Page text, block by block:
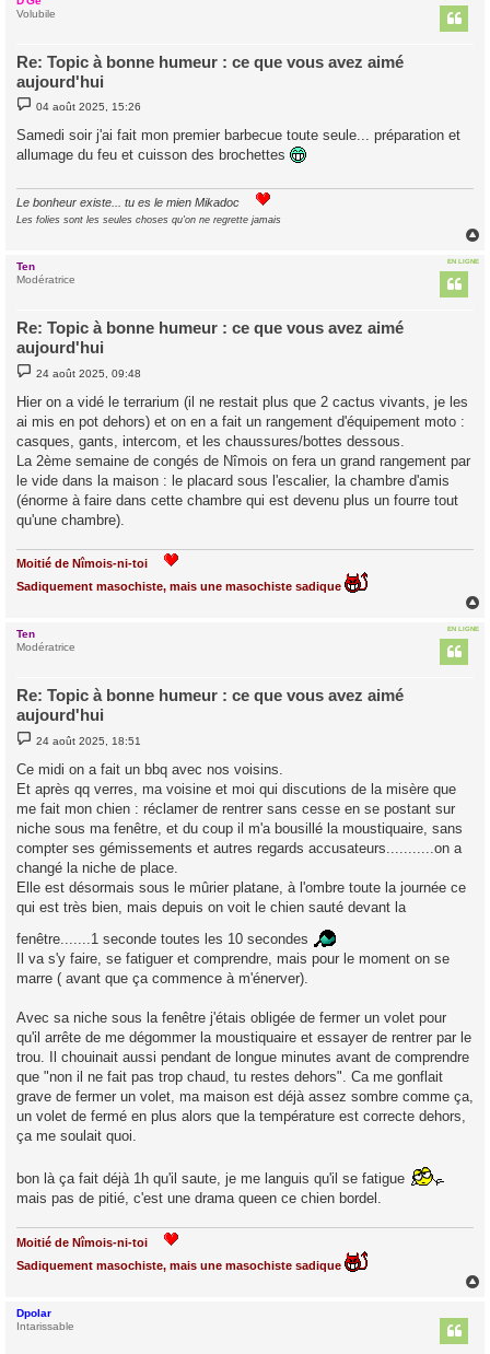
Volubile
Re: Topic à bonne humeur : ce que vous avez aimé
aujourd'hui
M
s
a
04 août 2025, 15:26
Samedi soir j'ai fait mon premier barbecue toute seule... préparation et
allumage du feu et cuisson des brochettes
Le bonheur existe... tu es le mien Mikadoc
Les folies sont les seules choses qu'on ne regrette jamais
EN LIGNE
Ten
Modératrice
Re: Topic à bonne humeur : ce que vous avez aimé
aujourd'hui
M
e
s
a
e
24 août 2025, 09:48
Hier on a vidé le terrarium (il ne restait plus que 2 cactus vivants, je les
ai mis en pot dehors) et on en a fait un rangement d'équipement moto :
casques, gants, intercom, et les chaussures/bottes dessous.
La 2ème semaine de congés de Nîmois on fera un grand rangement par
le vide dans la maison : le placard sous l'escalier, la chambre d'amis
(énorme à faire dans cette chambre qui est devenu plus un fourre tout
qu'une chambre).
Moitié de Nîmois-ni-toi
Sadiquement masochiste, mais une masochiste sadique
EN LIGNE
Ten
Modératrice
Re: Topic à bonne humeur : ce que vous avez aimé
aujourd'hui
M
e
s
a
e
24 août 2025, 18:51
Ce midi on a fait un bbq avec nos voisins.
Et après qq verres, ma voisine et moi qui discutions de la misère que
me fait mon chien : réclamer de rentrer sans cesse en se postant sur
niche sous ma fenêtre, et du coup il m'a bousillé la moustiquaire, sans
compter ses gémissements et autres regards accusateurs...........on a
changé la niche de place.
Elle est désormais sous le mûrier platane, à l'ombre toute la journée ce
qui est très bien, mais depuis on voit le chien sauté devant la
fenêtre.......1 seconde toutes les 10 secondes
Il va s'y faire, se fatiguer et comprendre, mais pour le moment on se
marre ( avant que ça commence à m'énerver).
Avec sa niche sous la fenêtre j'étais obligée de fermer un volet pour
qu'il arrête de me dégommer la moustiquaire et essayer de rentrer par le
trou. Il chouinait aussi pendant de longue minutes avant de comprendre
que "non il ne fait pas trop chaud, tu restes dehors". Ca me gonflait
grave de fermer un volet, ma maison est déjà assez sombre comme ça,
un volet de fermé en plus alors que la température est correcte dehors,
ça me soulait quoi.
bon là ça fait déjà 1h qu'il saute, je me languis qu'il se fatigue
mais pas de pitié, c'est une drama queen ce chien bordel.
Moitié de Nîmois-ni-toi
Sadiquement masochiste, mais une masochiste sadique
Dpolar
Intarissable